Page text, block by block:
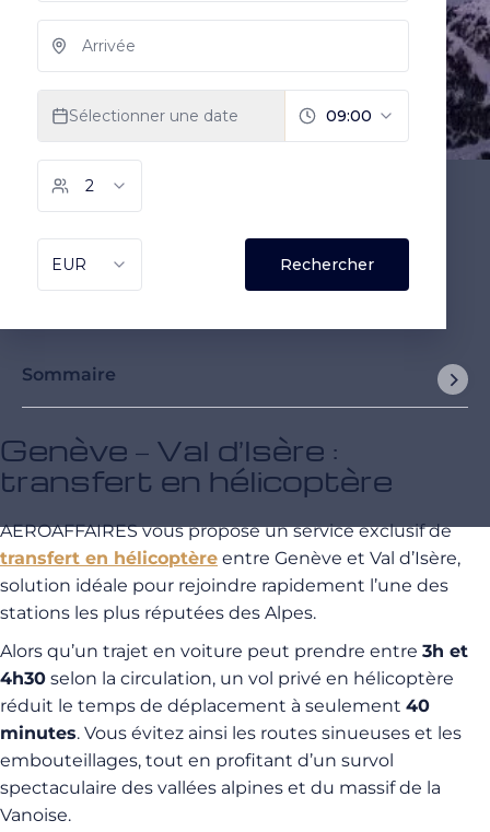
Sommaire
Genève – Val d’Isère :
transfert en hélicoptère
AEROAFFAIRES vous propose un service exclusif de
transfert en hélicoptère entre Genève et Val d’Isère,
solution idéale pour rejoindre rapidement l’une des
stations les plus réputées des Alpes.
Alors qu’un trajet en voiture peut prendre entre 3h et
4h30 selon la circulation, un vol privé en hélicoptère
réduit le temps de déplacement à seulement 40
minutes. Vous évitez ainsi les routes sinueuses et les
embouteillages, tout en profitant d’un survol
spectaculaire des vallées alpines et du massif de la
Vanoise.